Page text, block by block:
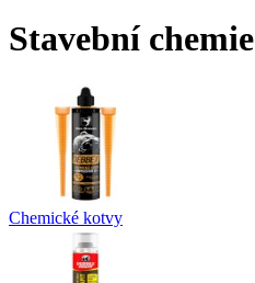
Stavební chemie
Chemické kotvy